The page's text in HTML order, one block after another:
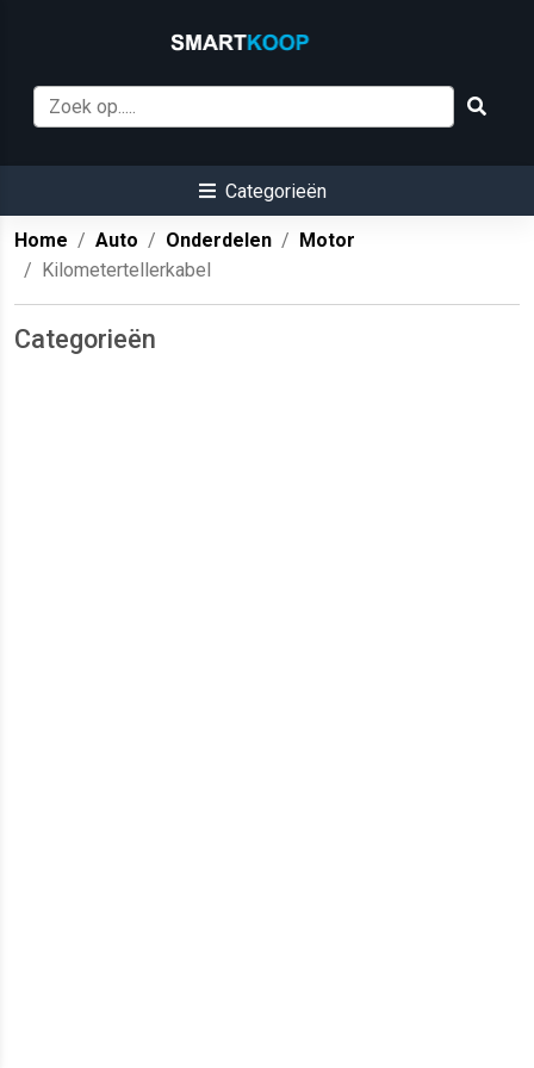
Categorieën
Home Auto Onderdelen
Motor
Kilometertellerkabel
Categorieën